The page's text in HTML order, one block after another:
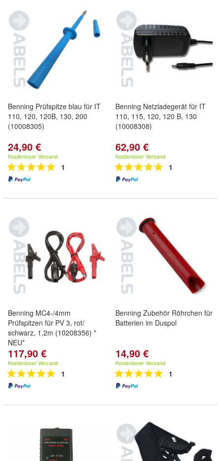
Benning Prüfspitze blau für IT
110, 120, 120B, 130, 200
(10008305)
24,90 €
Kostenloser Versand
1
Benning Netzladegerät für IT
110, 115, 120, 120 B, 130
(10008308)
62,90 €
Kostenloser Versand
1
Benning MC4-/4mm
Prüfspitzen für PV 3, rot/
schwarz, 1,2m (10208356) *
NEU*
117,90 €
Kostenloser Versand
1
Benning Zubehör Röhrchen für
Batterien im Duspol
14,90 €
Kostenloser Versand
1